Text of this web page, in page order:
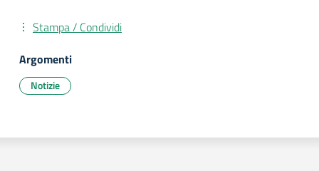
Stampa / Condividi
Argomenti
Notizie